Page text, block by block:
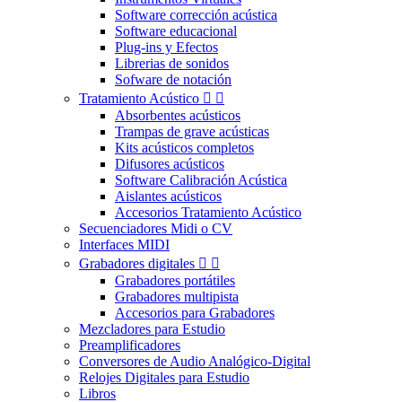
Software corrección acústica
Software educacional
Plug-ins y Efectos
Librerias de sonidos
Sofware de notación
Tratamiento Acústico  
Absorbentes acústicos
Trampas de grave acústicas
Kits acústicos completos
Difusores acústicos
Software Calibración Acústica
Aislantes acústicos
Accesorios Tratamiento Acústico
Secuenciadores Midi o CV
Interfaces MIDI
Grabadores digitales  
Grabadores portátiles
Grabadores multipista
Accesorios para Grabadores
Mezcladores para Estudio
Preamplificadores
Conversores de Audio Analógico-Digital
Relojes Digitales para Estudio
Libros